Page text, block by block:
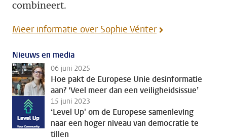
combineert.
Meer informatie over Sophie Vériter
Nieuws en media
06 juni 2025
Hoe pakt de Europese Unie desinformatie
aan? ‘Veel meer dan een veiligheidsissue’
15 juni 2023
‘Level Up' om de Europese samenleving
naar een hoger niveau van democratie te
tillen